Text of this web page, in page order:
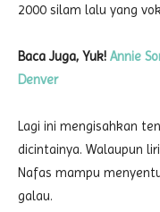
2000 silam lalu yang
Baca Juga, Yuk! Annie
Denver
Lagi ini mengisahkan
dicintainya. Walaupun
Nafas mampu
galau.